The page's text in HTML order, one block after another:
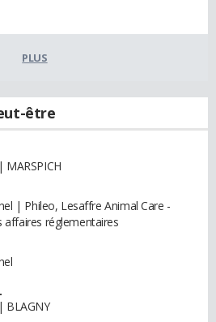
PLUS
être
| Phileo, Lesaffre Animal Care -
affaires réglementaires
BLAGNY